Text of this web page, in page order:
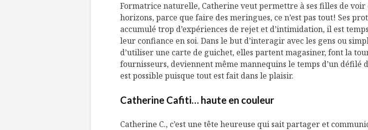
Formatrice naturelle, Catherine veut permettre à ses filles de voir
horizons, parce que faire des meringues, ce n’est pas tout! Ses
accumulé trop d’expériences de rejet et d’intimidation, il est
leur confiance en soi. Dans le but d’interagir avec les gens ou
d’utiliser une carte de guichet, elles partent magasiner, font la
fournisseurs, deviennent même mannequins le temps d’un défilé
est possible puisque tout est fait dans le plaisir.
Catherine Cafiti… haute en couleur
Catherine C., c’est une tête heureuse qui sait partager et
Les spiritueux des
Cantons-de-l’Est
s’invitent durant le
temps des Fêtes
Tout baigne dans
l’huile… de Caméline
pour Chantal Van